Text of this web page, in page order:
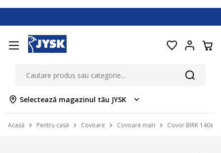
Selectează magazinul tău JYSK
Acasă Pentru casă Covoare Covoare mari Covor BIRK